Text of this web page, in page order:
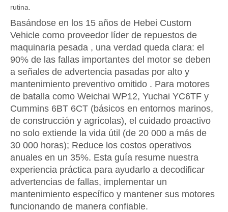
rutina.
Basándose en los 15 años de Hebei Custom
Vehicle como proveedor líder de repuestos de
maquinaria pesada , una verdad queda clara: el
90% de las fallas importantes del motor se deben
a señales de advertencia pasadas por alto y
mantenimiento preventivo omitido . Para motores
de batalla como Weichai WP12, Yuchai YC6TF y
Cummins 6BT 6CT (básicos en entornos marinos,
de construcción y agrícolas), el cuidado proactivo
no solo extiende la vida útil (de 20 000 a más de
30 000 horas); Reduce los costos operativos
anuales en un 35%. Esta guía resume nuestra
experiencia práctica para ayudarlo a decodificar
advertencias de fallas, implementar un
mantenimiento específico y mantener sus motores
funcionando de manera confiable.